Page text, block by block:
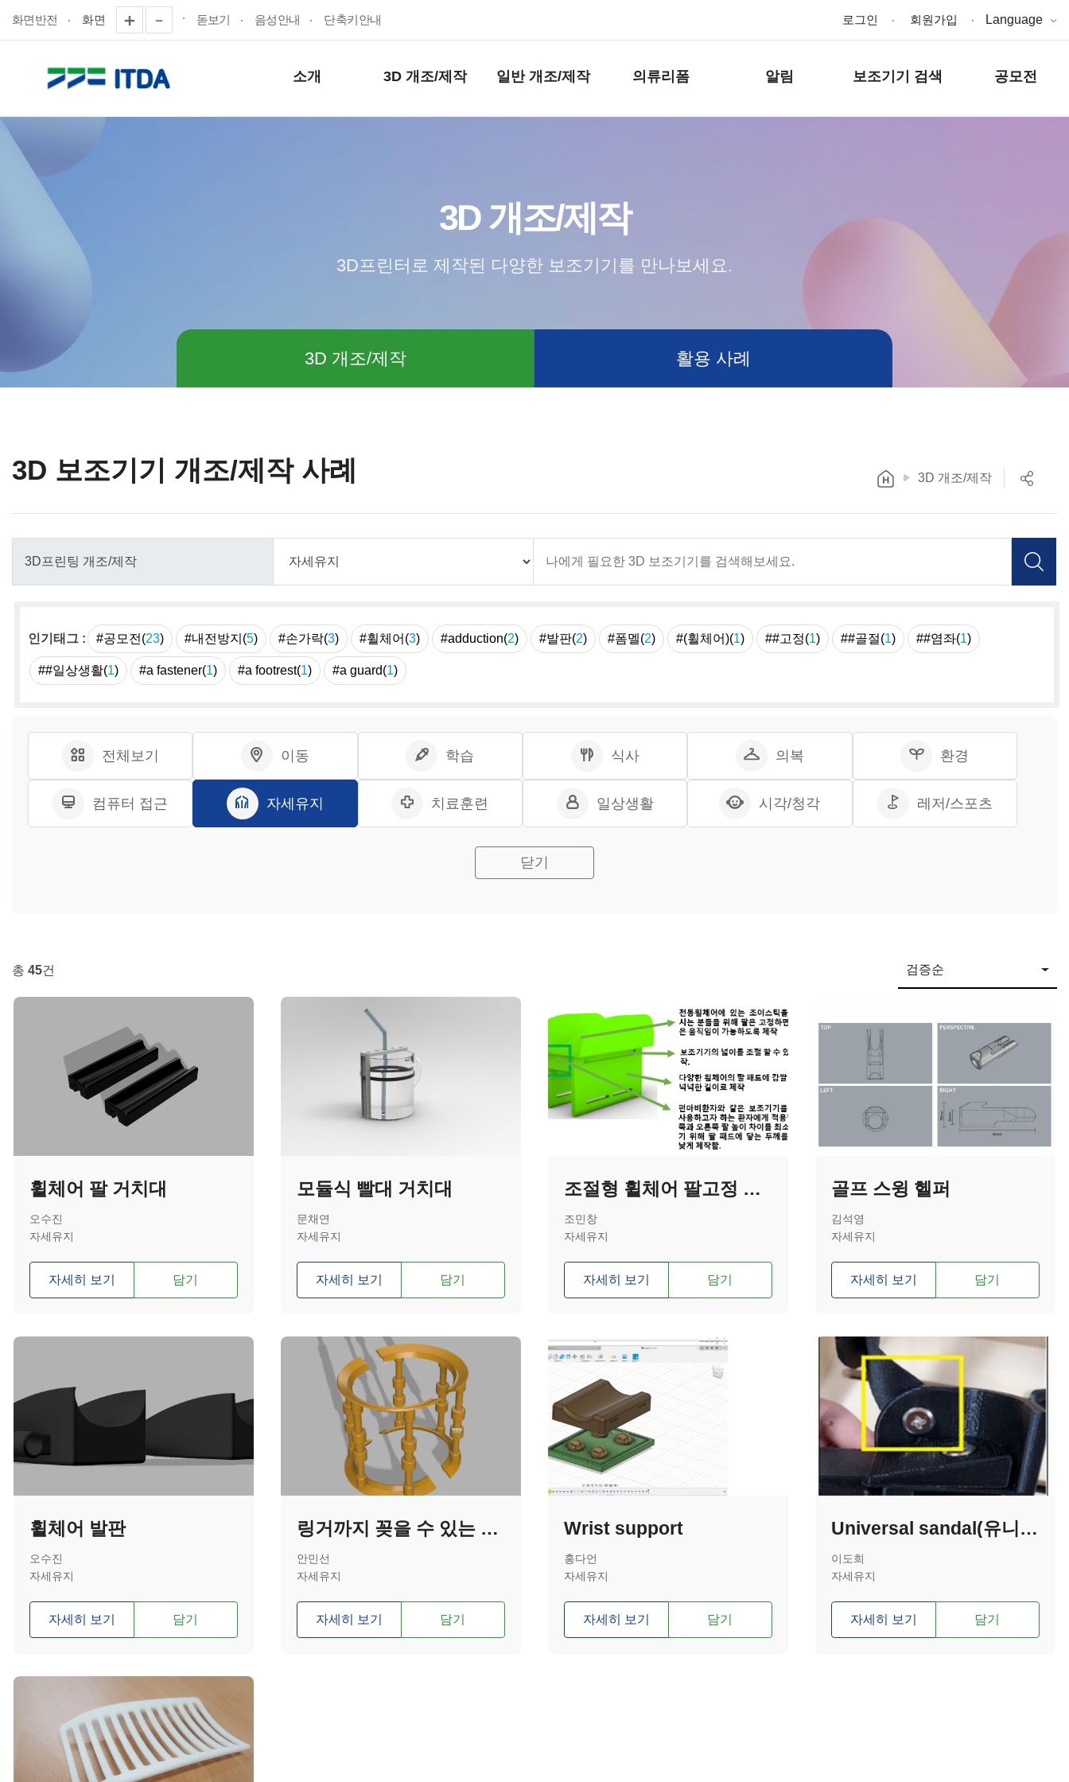
화면반전 화면 돋보기 음성안내 단축키안내 로그인 회원가입 Language
소개 3D 개조/제작 일반 개조/제작 의류리폼 알림 보조기기 검색 공모전
3D 개조/제작
3D프린터로 제작된 다양한 보조기기를 만나보세요.
3D 개조/제작 활용 사례
3D 보조기기 개조/제작 사례 3D 개조/제작
인기태그 : #공모전(23) #내전방지(5) #손가락(3) #휠체어(3) #adduction(2) #발판(2) #폼멜(2) #(휠체어)(1) ##고정(1) ##골절(1) ##염좌(1)
##일상생활(1) #a fastener(1) #a footrest(1) #a guard(1)
전체보기 이동 학습 식사 의복 환경
컴퓨터 접근 자세유지 치료훈련 일상생활 시각/청각 레저/스포츠
닫기
총 45건 검증순
휠체어 팔 거치대
오수진
자세유지
자세히 보기 담기
모듈식 빨대 거치대
문채연
자세유지
자세히 보기 담기
조절형 휠체어 팔고정 팔걸이 (Adjustable Wheelchair Arm Fixture Armrest)
조민창
자세유지
자세히 보기 담기
골프 스윙 헬퍼
김석영
자세유지
자세히 보기 담기
휠체어 발판
오수진
자세유지
자세히 보기 담기
링거까지 꽂을 수 있는 목깁스가 개발되었다고요?
안민선
자세유지
자세히 보기 담기
Wrist support
홍다언
자세유지
자세히 보기 담기
Universal sandal(유니버셜 샌들)
이도희
자세유지
자세히 보기 담기